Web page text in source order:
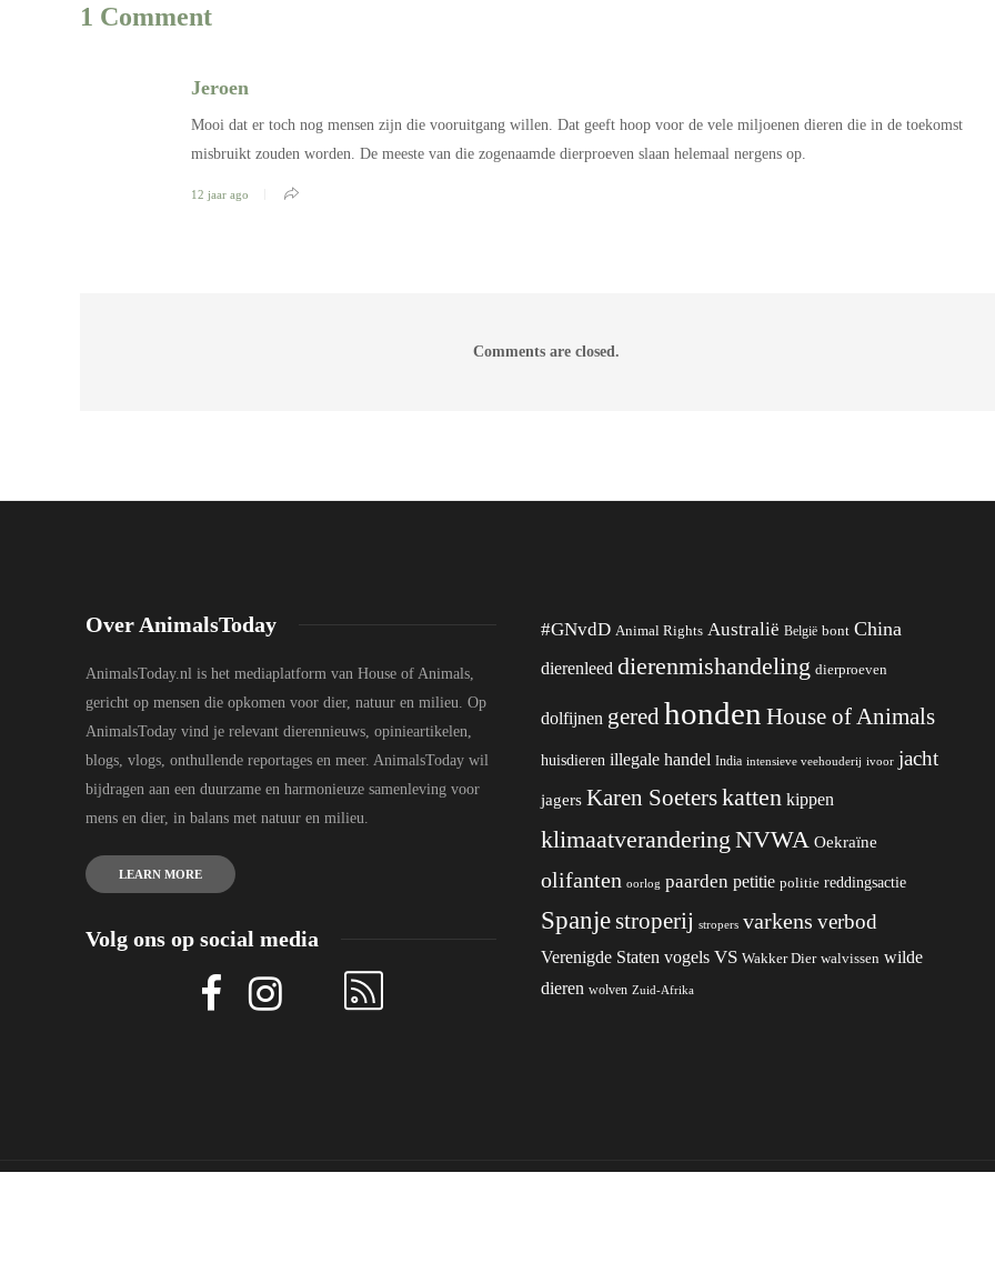
1 Comment
Jeroen
Mooi dat er toch nog mensen zijn die vooruitgang willen. Dat geeft hoop voor de vele miljoenen dieren die in de toekomst
misbruikt zouden worden. De meeste van die zogenaamde dierproeven slaan helemaal nergens op.
12 jaar ago
Comments are closed.
Over AnimalsToday
AnimalsToday.nl is het mediaplatform van House of Animals,
gericht op mensen die opkomen voor dier, natuur en milieu. Op
AnimalsToday vind je relevant dierennieuws, opinieartikelen,
blogs, vlogs, onthullende reportages en meer. AnimalsToday wil
bijdragen aan een duurzame en harmonieuze samenleving voor
mens en dier, in balans met natuur en milieu.
LEARN MORE
Volg ons op social media
#GNvdD Animal Rights Australië België bont China
dierenleed dierenmishandeling dierproeven
dolfijnen geredhonden House of Animals
huisdieren illegale handel India intensieve veehouderij ivoor jacht
jagers Karen Soeterskatten kippen
klimaatverandering NVWA Oekraïne
olifanten oorlog paarden petitie politie reddingsactie
Spanjestroperij stropers varkens verbod
Verenigde Staten vogels VS Wakker Dier walvissen wilde
dieren wolven Zuid-Afrika